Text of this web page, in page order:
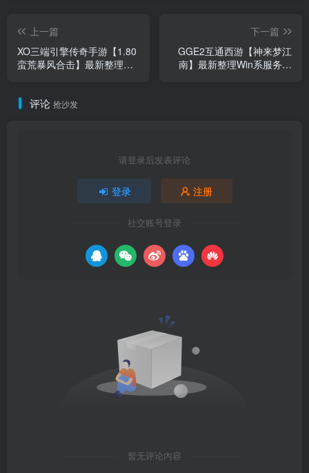
上一篇
XO三端引擎传奇手游【1.80
蛮荒暴风合击】最新整理
教程
下一篇
GGE2互通西游【神来梦江
南】最新整理Win系服务端
评论 抢沙发
请登录后发表评论
登录 注册
社交账号登录
暂无评论内容